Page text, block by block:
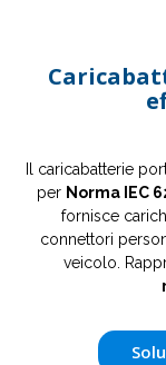
Il caricabatterie
per Norma IEC
fornisce
connettori
veicolo.